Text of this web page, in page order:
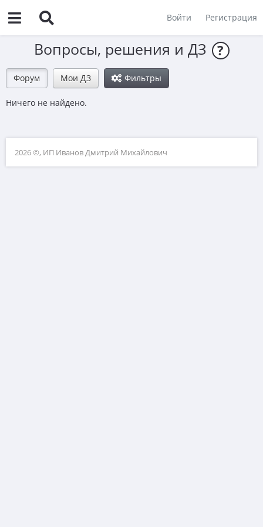
Войти Регистрация
Вопросы, решения и ДЗ ?
Форум Мои ДЗ Фильтры
Ничего не найдено.
2026 ©, ИП Иванов Дмитрий Михайлович